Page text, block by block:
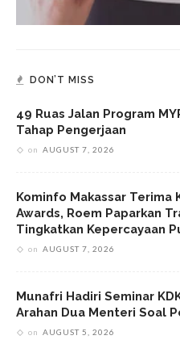
DON’T MISS
49 Ruas Jalan Program
Tahap Pengerjaan
on AUGUST 7, 2026
Kominfo Makassar Terima
Awards, Roem Paparkan
Tingkatkan Kepercayaan
on AUGUST 7, 2026
Munafri Hadiri Seminar
Arahan Dua Menteri Soal
on AUGUST 5, 2026